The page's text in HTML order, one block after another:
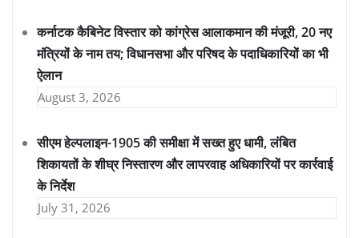
कर्नाटक कैबिनेट विस्तार को कांग्रेस आलाकमान की मंजूरी, 20 नए
मंत्रियों के नाम तय; विधानसभा और परिषद के पदाधिकारियों का भी
ऐलान
August 3, 2026
सीएम हेल्पलाइन-1905 की समीक्षा में सख्त हुए धामी, लंबित
शिकायतों के शीघ्र निस्तारण और लापरवाह अधिकारियों पर कार्रवाई
के निर्देश
July 31, 2026